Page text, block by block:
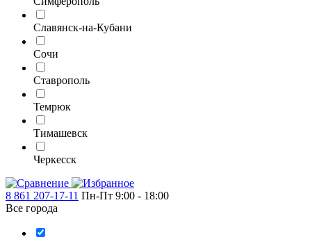
Славянск-на-Кубани
Сочи
Ставрополь
Темрюк
Тимашевск
Черкесск
8 861 207-17-11 Пн-Пт 9:00 - 18:00
Все города